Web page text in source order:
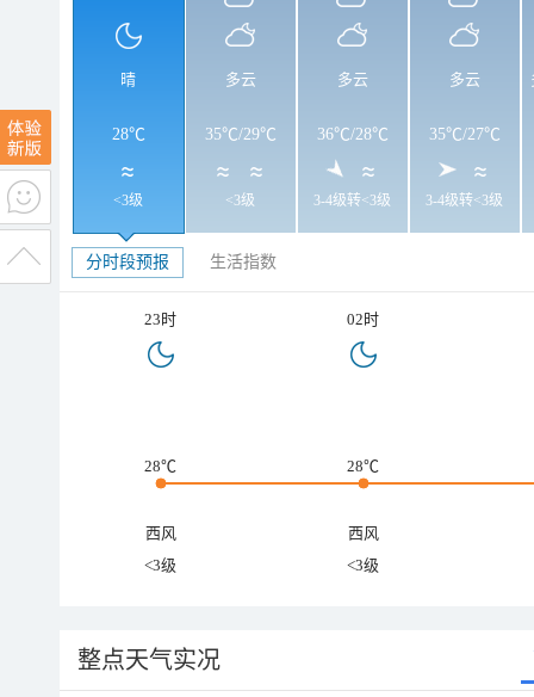
晴
28℃
<3级
多云
35℃/29℃
<3级
多云
36℃/28℃
3-4级转<3级
多云
35℃/27℃
3-4级转<3级
分时段预报 生活指数
23时 02时
28℃ 28℃
西风
西风
<3级
<3级
整点天气实况